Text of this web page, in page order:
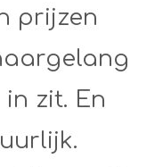
prijzen
zit. En